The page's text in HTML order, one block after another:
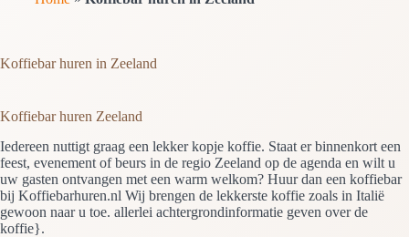
Koffiebar huren in Zeeland
Koffiebar huren Zeeland
Iedereen nuttigt graag een lekker kopje koffie. Staat er binnenkort een
feest, evenement of beurs in de regio Zeeland op de agenda en wilt u
uw gasten ontvangen met een warm welkom? Huur dan een koffiebar
bij Koffiebarhuren.nl Wij brengen de lekkerste koffie zoals in Italië
gewoon naar u toe. allerlei achtergrondinformatie geven over de
koffie}.